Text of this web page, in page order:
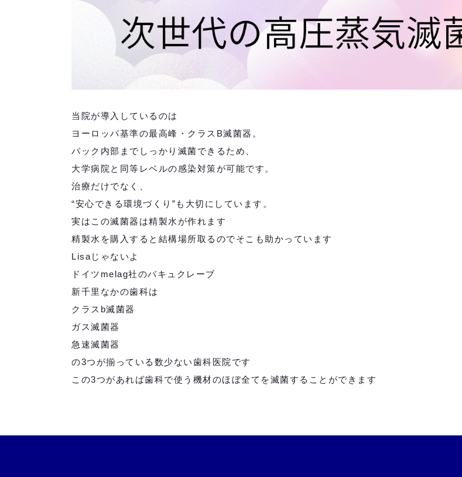
当院が導入しているのは
ヨーロッパ基準の最高峰・クラスB滅菌器。
パック内部までしっかり滅菌できるため、
大学病院と同等レベルの感染対策が可能です。
治療だけでなく、
“安心できる環境づくり”も大切にしています。
実はこの滅菌器は精製水が作れます
精製水を購入すると結構場所取るのでそこも助かっています
Lisaじゃないよ
ドイツmelag社のバキュクレーブ
新千里なかの歯科は
クラスb滅菌器
ガス滅菌器
急速滅菌器
の3つが揃っている数少ない歯科医院です
この3つがあれば歯科で使う機材のほぼ全てを滅菌することができます